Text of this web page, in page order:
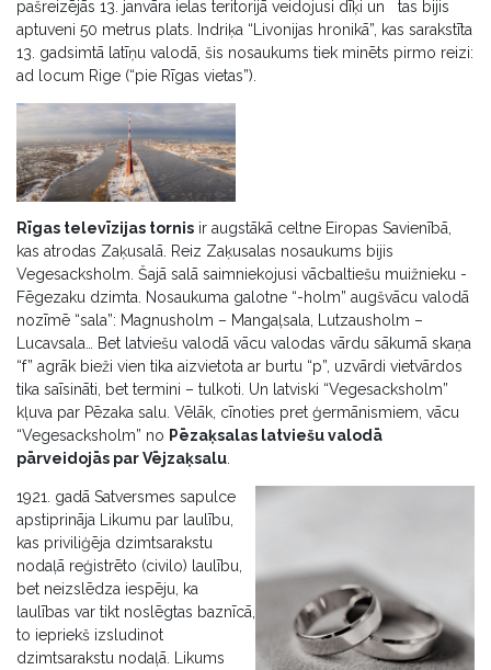
pašreizējās 13. janvāra ielas teritorijā veidojusi dīķi un tas bijis
aptuveni 50 metrus plats. Indriķa “Livonijas hronikā”, kas sarakstīta
13. gadsimtā latīņu valodā, šis nosaukums tiek minēts pirmo reizi:
ad locum Rige (“pie Rīgas vietas”).
Rīgas televīzijas tornis ir augstākā celtne Eiropas Savienībā,
kas atrodas Zaķusalā. Reiz Zaķusalas nosaukums bijis
Vegesacksholm. Šajā salā saimniekojusi vācbaltiešu muižnieku -
Fēgezaku dzimta. Nosaukuma galotne “-holm” augšvācu valodā
nozīmē “sala”: Magnusholm – Mangaļsala, Lutzausholm –
Lucavsala… Bet latviešu valodā vācu valodas vārdu sākumā skaņa
“f” agrāk bieži vien tika aizvietota ar burtu “p”, uzvārdi vietvārdos
tika saīsināti, bet termini – tulkoti. Un latviski “Vegesacksholm”
kļuva par Pēzaka salu. Vēlāk, cīnoties pret ģermānismiem, vācu
“Vegesacksholm” no Pēzaķsalas latviešu valodā
pārveidojās par Vējzaķsalu
1921. gadā Satversmes sapulce
apstiprināja Likumu par laulību,
kas priviliģēja dzimtsarakstu
nodaļā reģistrēto (civilo) laulību,
bet neizslēdza iespēju, ka
laulības var tikt noslēgtas baznīcā,
to iepriekš izsludinot
dzimtsarakstu nodaļā. Likums